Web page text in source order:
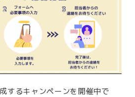
するキャンペーンを開催中で